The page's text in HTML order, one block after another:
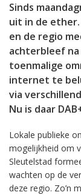
Sinds
uit in de
en de regio
achterbleef
toenmalige
internet te
via
Nu is daar
Lokale publieke
mogelijkheid om
Sleutelstad
wachten op de
deze regio. Zo’n